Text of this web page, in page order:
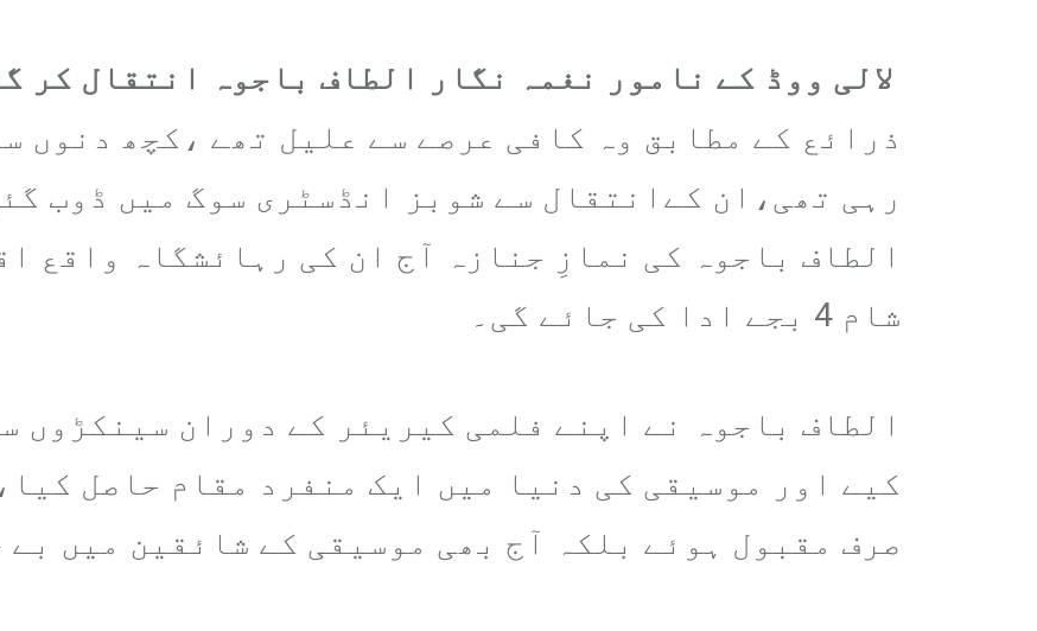
لالی ووڈ کے نامور نغمہ نگار الطاف باجوہ انتقال کر
ذرائع کے مطابق وہ کافی عرصے سے علیل تھے ،کچھ دنوں
رہی تھی،ان کےانتقال سے شوبز انڈسٹری سوگ میں ڈوب
الطاف باجوہ کی نمازِ جنازہ آج ان کی رہائشگاہ واقع
شام 4 بجے ادا کی جائے گی۔
الطاف باجوہ نے اپنے فلمی کیریئر کے دوران سینکڑوں
کیے اور موسیقی کی دنیا میں ایک منفرد مقام حاصل
صرف مقبول ہوئے بلکہ آج بھی موسیقی کے شائقین میں